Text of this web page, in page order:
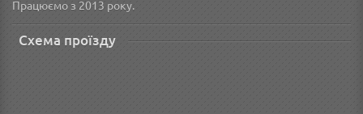
Працюємо з 2013 року.
Схема проїзду